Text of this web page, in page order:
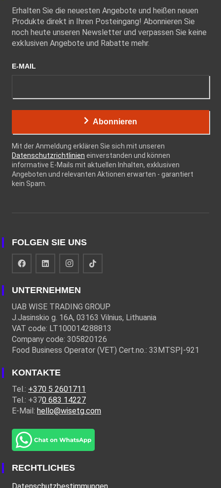
Erhalten Sie die neuesten Angebote und heißen neuen
Produkte direkt in Ihren Posteingang! Abonnieren Sie
noch heute unseren Newsletter und verpassen Sie keine
exklusiven Angebote und Rabatte mehr.
E-MAIL
Abonnieren
Mit der Anmeldung erklären Sie sich mit unseren
Datenschutzrichtlinien einverstanden und können
informative E-Mails mit aktuellen Inhalten, exklusiven
Angeboten und relevanten Aktionen erwarten - garantiert
kein Spam.
FOLGEN SIE UNS
UNTERNEHMEN
UAB WISE TRADING GROUP
J.Jasinskio g. 16A, 03163 Vilnius, Lithuania
VAT code: LT100014288813
Company code: 305820126
Food Business Operator (VET) Cert.no.: 33MTSPĮ-921
KONTAKTE
Tel.: +370 5 2601711
Tel.: +370 683 14227
E-Mail: hello@wisetg.com
RECHTLICHES
Datenschutzbestimmungen